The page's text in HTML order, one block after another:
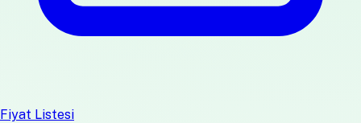
Fiyat Listesi